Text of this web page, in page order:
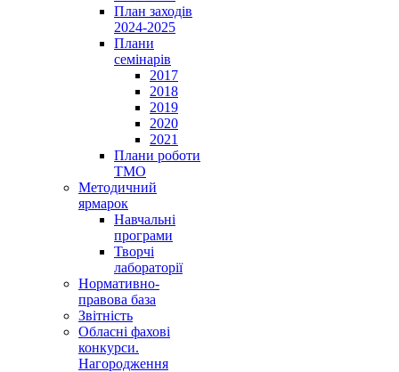
План заходів
2024-2025
Плани
семінарів
2017
2018
2019
2020
2021
Плани роботи
ТМО
Методичний
ярмарок
Навчальні
програми
Творчі
лабораторії
Нормативно-
правова база
Звітність
Обласні фахові
конкурси.
Нагородження